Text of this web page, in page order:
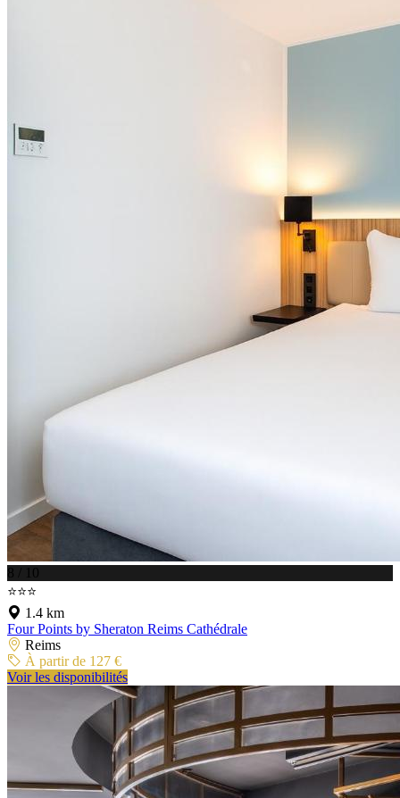
8 / 10
⭐⭐⭐
1.4 km
Four Points by Sheraton Reims Cathédrale
Reims
À partir de 127 €
Voir les disponibilités